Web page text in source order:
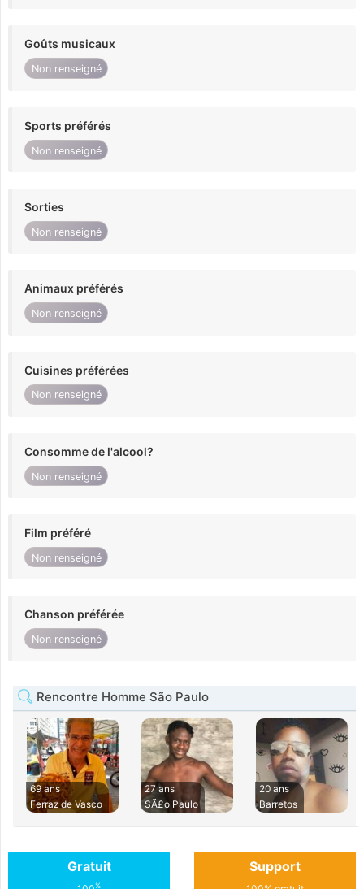
Goûts musicaux
Non renseigné
Sports préférés
Non renseigné
Sorties
Non renseigné
Animaux préférés
Non renseigné
Cuisines préférées
Non renseigné
Consomme de l'alcool?
Non renseigné
Film préféré
Non renseigné
Chanson préférée
Non renseigné
Rencontre Homme São Paulo
69 ans
Ferraz de Vasco
27 ans
SÃ£o Paulo
20 ans
Barretos
Gratuit
%
Support